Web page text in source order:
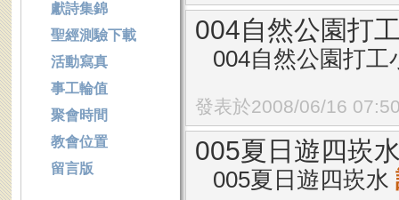
004自然公園打
004自然公園打
發表於2008/06/16
005夏日遊四崁
005夏日遊四崁水
獻詩集錦
聖經測驗下載
活動寫真
事工輪值
聚會時間
教會位置
留言版